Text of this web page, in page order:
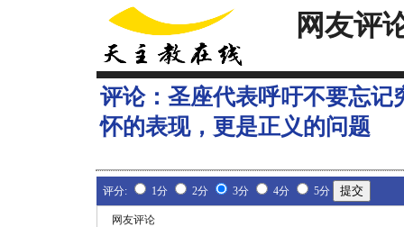
网友评
评论： 圣座代表呼吁不要忘记
怀的表现，更是正义的问题
评分: 1分 2分 3分 4分 5分
网友评论